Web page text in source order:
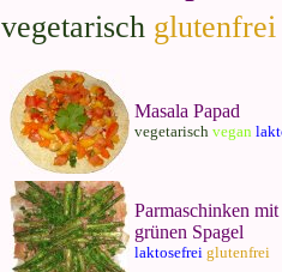
vegetarisch glutenfrei
Masala Papad
vegetarisch vegan
Parmaschinken
grünen Spagel
laktosefrei glutenfrei